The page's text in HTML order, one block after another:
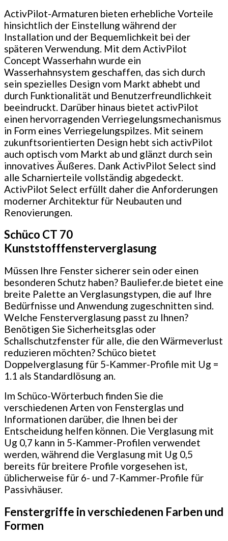
ActivPilot-Armaturen bieten erhebliche Vorteile
hinsichtlich der Einstellung während der
Installation und der Bequemlichkeit bei der
späteren Verwendung. Mit dem ActivPilot
Concept Wasserhahn wurde ein
Wasserhahnsystem geschaffen, das sich durch
sein spezielles Design vom Markt abhebt und
durch Funktionalität und Benutzerfreundlichkeit
beeindruckt. Darüber hinaus bietet activPilot
einen hervorragenden Verriegelungsmechanismus
in Form eines Verriegelungspilzes. Mit seinem
zukunftsorientierten Design hebt sich activPilot
auch optisch vom Markt ab und glänzt durch sein
innovatives Äußeres. Dank ActivPilot Select sind
alle Scharnierteile vollständig abgedeckt.
ActivPilot Select erfüllt daher die Anforderungen
moderner Architektur für Neubauten und
Renovierungen.
Schüco CT 70
Kunststofffensterverglasung
Müssen Ihre Fenster sicherer sein oder einen
besonderen Schutz haben? Bauliefer.de bietet eine
breite Palette an Verglasungstypen, die auf Ihre
Bedürfnisse und Anwendung zugeschnitten sind.
Welche Fensterverglasung passt zu Ihnen?
Benötigen Sie Sicherheitsglas oder
Schallschutzfenster für alle, die den Wärmeverlust
reduzieren möchten? Schüco bietet
Doppelverglasung für 5-Kammer-Profile mit Ug =
1.1 als Standardlösung an.
Im Schüco-Wörterbuch finden Sie die
verschiedenen Arten von Fensterglas und
Informationen darüber, die Ihnen bei der
Entscheidung helfen können. Die Verglasung mit
Ug 0,7 kann in 5-Kammer-Profilen verwendet
werden, während die Verglasung mit Ug 0,5
bereits für breitere Profile vorgesehen ist,
üblicherweise für 6- und 7-Kammer-Profile für
Passivhäuser.
Fenstergriffe in verschiedenen Farben und
Formen